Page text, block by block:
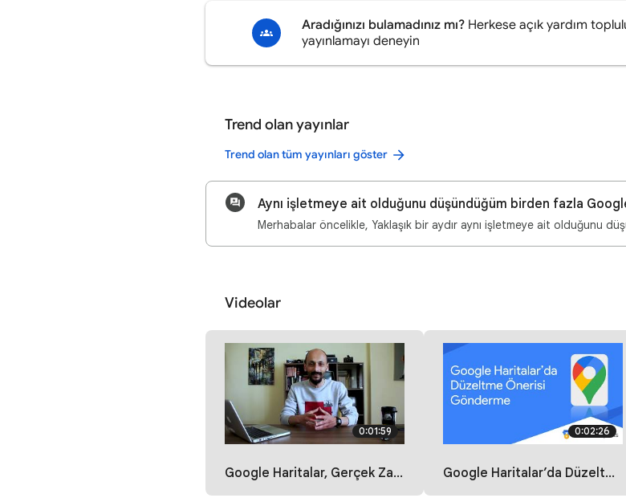
Aradığınızı bulamadınız mı? Herkese açık yardım
yayınlamayı deneyin
Trend olan yayınlar
Trend olan tüm yayınları göster
Aynı işletmeye ait olduğunu düşündüğüm birden fazla
Videolar
0:01:59
Google Haritalar, Gerçek Zamanlı Konum Takibi Nasıl Yapılır? Google Ürün Uzmanı İsmail Onat Özyurt
0:02:26
Google Haritalar’da Düzeltme Önerisi Gönderme